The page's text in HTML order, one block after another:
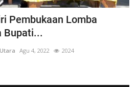
Pembukaan Lomba
Bupati...
Agu 4, 2022 2024